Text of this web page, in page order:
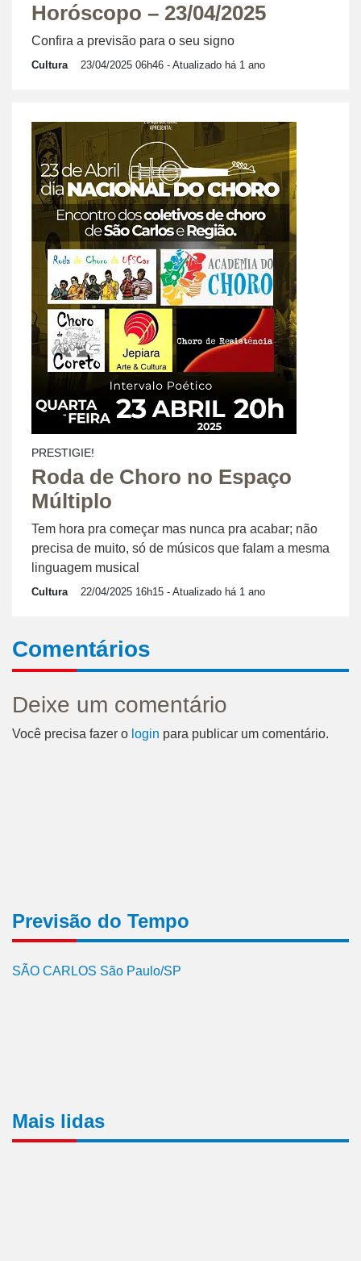
Horóscopo – 23/04/2025
Confira a previsão para o seu signo
Cultura 23/04/2025 06h46 - Atualizado há 1 ano
PRESTIGIE!
Roda de Choro no Espaço
Múltiplo
Tem hora pra começar mas nunca pra acabar; não
precisa de muito, só de músicos que falam a mesma
linguagem musical
Cultura 22/04/2025 16h15 - Atualizado há 1 ano
Comentários
Deixe um comentário
Você precisa fazer o login para publicar um comentário.
Previsão do Tempo
SÃO CARLOS São Paulo/SP
Mais lidas